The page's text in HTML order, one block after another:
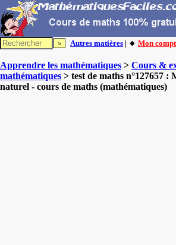
Autres matières | 🔸 Mon
Apprendre les mathématiques > Cours &
mathématiques > test de maths n°127657
naturel - cours de maths (mathématiques)